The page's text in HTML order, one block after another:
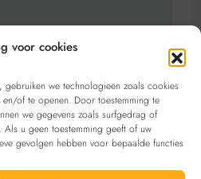
voor cookies
we technologieën zoals cookies
of te openen. Door toestemming te
we gegevens zoals surfgedrag of
Als u geen toestemming geeft of uw
gevolgen hebben voor bepaalde functies
floreminner@hotmail.com
Bekijk advertenties